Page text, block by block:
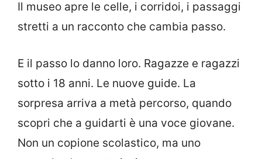
Il museo apre le celle, i corridoi, i passaggi
stretti a un racconto che cambia passo.
E il passo lo danno loro. Ragazze e ragazzi
sotto i 18 anni. Le nuove guide. La
sorpresa arriva a metà percorso, quando
scopri che a guidarti è una voce giovane.
Non un copione scolastico, ma uno